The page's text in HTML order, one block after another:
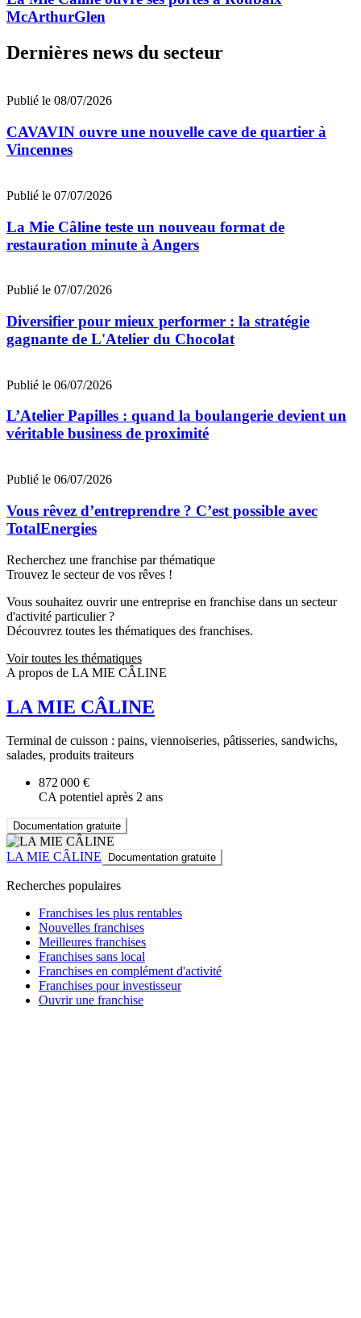
McArthurGlen
Dernières news du secteur
Publié le 08/07/2026
CAVAVIN ouvre une nouvelle cave de quartier à
Vincennes
Publié le 07/07/2026
La Mie Câline teste un nouveau format de
restauration minute à Angers
Publié le 07/07/2026
Diversifier pour mieux performer : la stratégie
gagnante de L'Atelier du Chocolat
Publié le 06/07/2026
L’Atelier Papilles : quand la boulangerie devient un
véritable business de proximité
Publié le 06/07/2026
Vous rêvez d’entreprendre ? C’est possible avec
TotalEnergies
Recherchez une franchise par thématique
Trouvez le secteur de vos rêves !
Vous souhaitez ouvrir une entreprise en franchise dans un secteur
d'activité particulier ?
Découvrez toutes les thématiques des franchises.
Voir toutes les thématiques
A propos de LA MIE CÂLINE
LA MIE CÂLINE
Terminal de cuisson : pains, viennoiseries, pâtisseries, sandwichs,
salades, produits traiteurs
872 000 €
CA potentiel après 2 ans
Documentation gratuite
LA MIE CÂLINE Documentation gratuite
Recherches populaires
Franchises les plus rentables
Nouvelles franchises
Meilleures franchises
Franchises sans local
Franchises en complément d'activité
Franchises pour investisseur
Ouvrir une franchise